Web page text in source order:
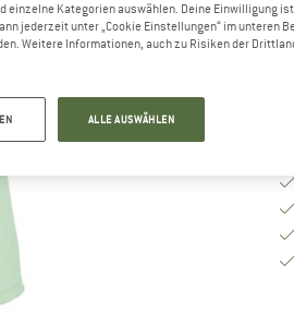
einzelne Kategorien auswählen. Deine Einwilligung
jederzeit unter „Cookie Einstellungen“ im unteren
Weitere Informationen, auch zu Risiken der
ALLE AUSWÄHLEN